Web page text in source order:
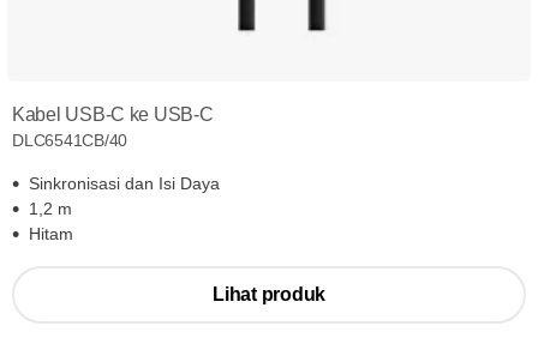
Kabel USB-C ke USB-C
DLC6541CB/40
Sinkronisasi dan Isi Daya
1,2 m
Hitam
Lihat produk